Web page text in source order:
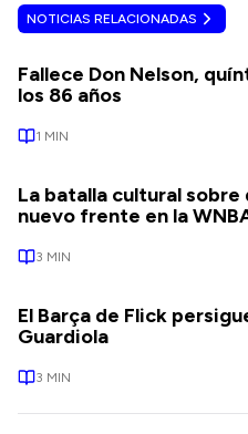
NOTICIAS RELACIONADAS
Fallece Don Nelson,
los 86 años
1 MIN
La batalla cultural
nuevo frente en la
3 MIN
El Barça de Flick
Guardiola
3 MIN